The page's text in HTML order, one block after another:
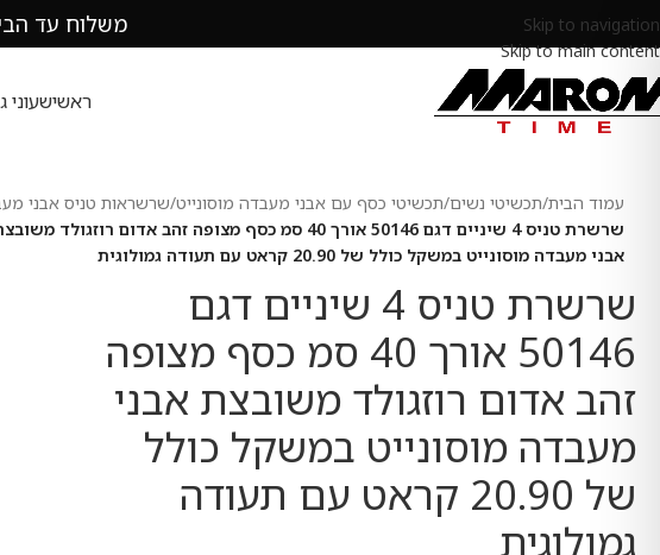
Skip to navigation
Skip to main content
משלוח עד הבית
ראשישעוני
עמוד הבית/תכשיטי נשים/תכשיטי כסף עם אבני מעבדה מוסונייט/שרשראות טניס אבני
שרשרת טניס 4 שיניים דגם 50146 אורך 40 סמ כסף מצופה זהב אדום רוזגולד
אבני מעבדה מוסונייט במשקל כולל של 20.90 קראט עם תעודה גמולוגית
שרשרת טניס 4 שיניים דגם
50146 אורך 40 סמ כסף מצופה
זהב אדום רוזגולד משובצת אבני
מעבדה מוסונייט במשקל כולל
של 20.90 קראט עם תעודה
גמולוגית